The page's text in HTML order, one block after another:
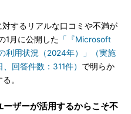
するリアルな口コミや不満が
1月に公開した 「『Microsoft
利用状況（2024年）」（実施
回答件数：311件） で明らか
。
ザーが活用するからこそ不